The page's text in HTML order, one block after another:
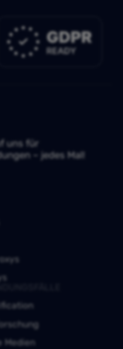
uns für
– jedes Mal!
Medien